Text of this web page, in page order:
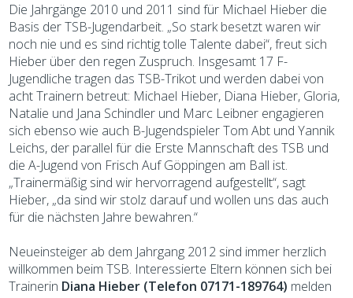
Die Jahrgänge 2010 und 2011 sind für Michael Hieber die
Basis der TSB-Jugendarbeit. „So stark besetzt waren wir
noch nie und es sind richtig tolle Talente dabei“, freut sich
Hieber über den regen Zuspruch. Insgesamt 17 F-
Jugendliche tragen das TSB-Trikot und werden dabei von
acht Trainern betreut: Michael Hieber, Diana Hieber, Gloria,
Natalie und Jana Schindler und Marc Leibner engagieren
sich ebenso wie auch B-Jugendspieler Tom Abt und Yannik
Leichs, der parallel für die Erste Mannschaft des TSB und
die A-Jugend von Frisch Auf Göppingen am Ball ist.
„Trainermäßig sind wir hervorragend aufgestellt“, sagt
Hieber, „da sind wir stolz darauf und wollen uns das auch
für die nächsten Jahre bewahren.“
Neueinsteiger ab dem Jahrgang 2012 sind immer herzlich
willkommen beim TSB. Interessierte Eltern können sich bei
Trainerin Diana Hieber (Telefon 07171-189764) melden